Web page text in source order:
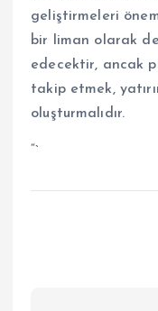
geliştirmeleri
bir liman olarak
edecektir, ancak
takip etmek,
oluşturmalıdır.
“`